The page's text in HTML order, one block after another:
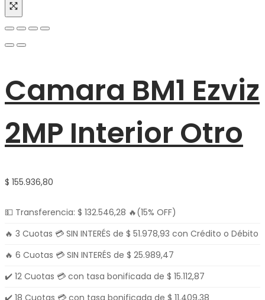
Camara BM1 Ezviz
2MP Interior Otro
$ 155.936,80
💵 Transferencia: $ 132.546,28 🔥(15% OFF)
🔥 3 Cuotas 💳 SIN INTERÉS de $ 51.978,93 con Crédito o Débito
🔥 6 Cuotas 💳 SIN INTERÉS de $ 25.989,47
✔️ 12 Cuotas 💳 con tasa bonificada de $ 15.112,87